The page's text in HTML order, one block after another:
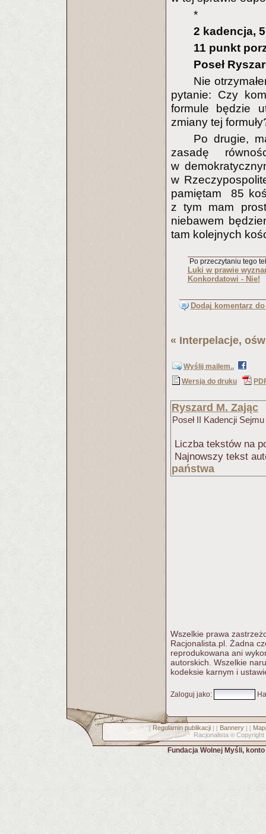
*
2 kadencja,
11 punkt
Poseł
Nie
pytanie: Czy
formule będzie
zmiany tej
Po drugie,
zasadę
w
w
pamiętam ­ 85
z tym mam
niebawem
tam kolejnych
Po przeczytaniu tego
Luki w prawie
Konkordatowi - Nie!
Dodaj komentarz
« Interpelacje,
Wyślij mailem..
Wersja do druku
Ryszard M. Zając
Poseł II Kadencji
Liczba tekstów na
Najnowszy tekst
państwa
Wszelkie prawa
Racjonalista.pl. Żadna
reprodukowana ani
autorskich. Wszelkie
kodeksie karnym i
Zaloguj jako:
[ Regulamin publikacji] [ Bannery] [
Racjonalista © Copyright
Fundacja Wolnej Myśli,